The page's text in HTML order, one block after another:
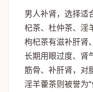
男人补肾，选择适
杞茶、杜仲茶、淫
枸杞茶有滋补肝肾
长期用眼过度、肾
筋骨、补肝肾，对
淫羊藿茶则被誉为